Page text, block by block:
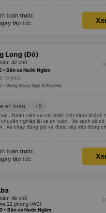
toán trước
lập tức
Long (Đỏ)
42 chỗ
• Bến xe Nước Ngầm
15 phút
• Vòng Xoay Ngã 5 Phủ Hà
an toàn +5
. Nhân viên vui vẻ nhiệt tình hành khách
chuyên nghiệp lái xe an toàn . Xe sạch sẽ
. Xe chạy đúng giờ và được sắp xếp đúng
long đỏ 👍
toán trước
lập tức
46 chỗ
22 phòng (WC)
• Bến xe Nước Ngầm